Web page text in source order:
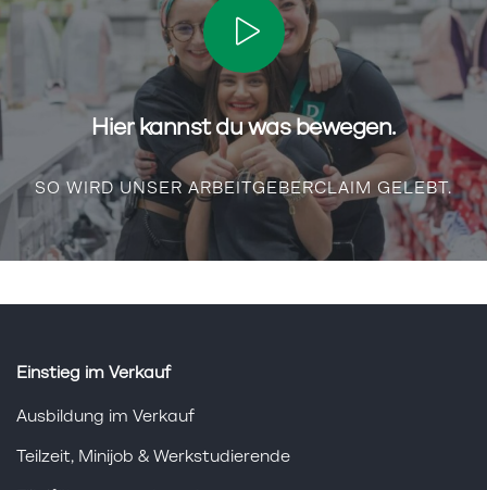
Hier kannst du was bewegen.
SO WIRD UNSER ARBEITGEBERCLAIM GELEBT.
Einstieg im Verkauf
Ausbildung im Verkauf
Teilzeit, Minijob & Werkstudierende